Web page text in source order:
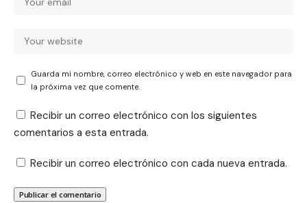
Guarda mi nombre, correo electrónico y web en este navegador para
la próxima vez que comente.
Recibir un correo electrónico con los siguientes
comentarios a esta entrada.
Recibir un correo electrónico con cada nueva entrada.